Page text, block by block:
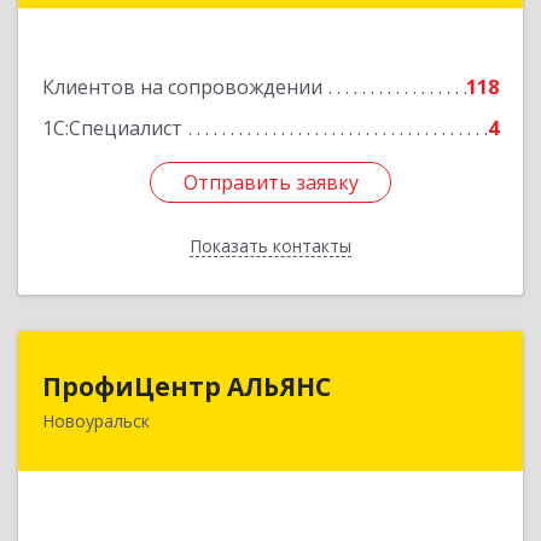
Клиентов на сопровождении
118
1С:Специалист
4
Отправить заявку
Показать контакты
Отправить заявку
Назад
ПрофиЦентр АЛЬЯНС
Новоуральск
624133, Свердловская обл, Новоуральск г, Льва